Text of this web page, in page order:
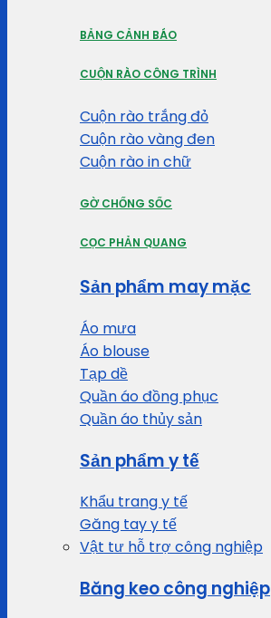
BẢNG CẢNH BÁO
CUỘN RÀO CÔNG TRÌNH
Cuộn rào trắng đỏ
Cuộn rào vàng đen
Cuộn rào in chữ
GỜ CHỐNG SỐC
CỌC PHẢN QUANG
Sản phẩm may mặc
Áo mưa
Áo blouse
Tạp dề
Quần áo đồng phục
Quần áo thủy sản
Sản phẩm y tế
Khẩu trang y tế
Găng tay y tế
Vật tư hỗ trợ công nghiệp
Băng keo công nghiệp